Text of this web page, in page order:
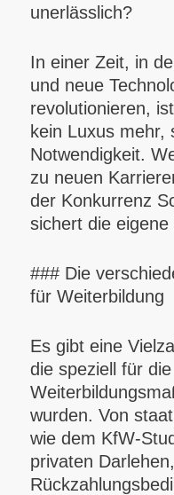
unerlässlich?
In einer Zeit, in
und neue
revolutionieren,
kein Luxus mehr,
Notwendigkeit.
zu neuen
der Konkurrenz
sichert die eigene
### Die
für Weiterbildung
Es gibt eine
die speziell für
wurden. Von
wie dem KfW-
privaten